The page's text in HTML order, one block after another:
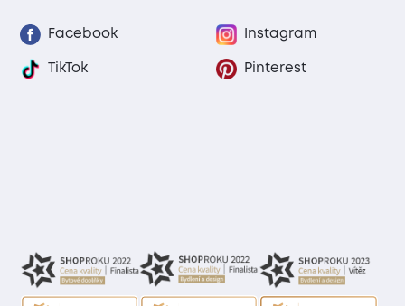
Facebook Instagram
TikTok Pinterest